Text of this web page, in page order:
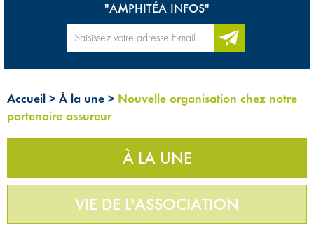
"AMPHITÉA INFOS"
Accueil > À la une > Nouvelle organisation chez notre
partenaire assureur
À LA UNE
VIE DE L'ASSOCIATION